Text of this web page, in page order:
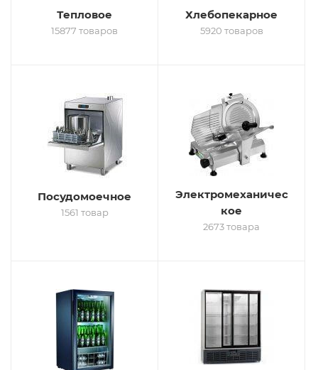
Тепловое
15877 товаров
Хлебопекарное
5920 товаров
Посудомоечное
1561 товар
Электромеханичес
кое
2673 товара